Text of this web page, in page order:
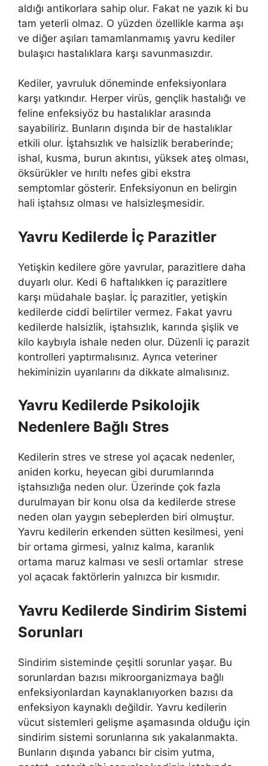
aldığı antikorlara sahip olur. Fakat ne yazık ki bu
tam yeterli olmaz. O yüzden özellikle karma aşı
ve diğer aşıları tamamlanmamış yavru kediler
bulaşıcı hastalıklara karşı savunmasızdır.
Kediler, yavruluk döneminde enfeksiyonlara
karşı yatkındır. Herper virüs, gençlik hastalığı ve
feline enfeksiyöz bu hastalıklar arasında
sayabiliriz. Bunların dışında bir de hastalıklar
etkili olur. İştahsızlık ve halsizlik beraberinde;
ishal, kusma, burun akıntısı, yüksek ateş olması,
öksürükler ve hırıltı nefes gibi ekstra
semptomlar gösterir. Enfeksiyonun en belirgin
hali iştahsız olması ve halsizleşmesidir.
Yavru Kedilerde İç Parazitler
Yetişkin kedilere göre yavrular, parazitlere daha
duyarlı olur. Kedi 6 haftalıkken iç parazitlere
karşı müdahale başlar. İç parazitler, yetişkin
kedilerde ciddi belirtiler vermez. Fakat yavru
kedilerde halsizlik, iştahsızlık, karında şişlik ve
kilo kaybıyla ishale neden olur. Düzenli iç parazit
kontrolleri yaptırmalısınız. Ayrıca veteriner
hekiminizin uyarılarını da dikkate almalısınız.
Yavru Kedilerde Psikolojik
Nedenlere Bağlı Stres
Kedilerin stres ve strese yol açacak nedenler,
aniden korku, heyecan gibi durumlarında
iştahsızlığa neden olur. Üzerinde çok fazla
durulmayan bir konu olsa da kedilerde strese
neden olan yaygın sebeplerden biri olmuştur.
Yavru kedilerin erkenden sütten kesilmesi, yeni
bir ortama girmesi, yalnız kalma, karanlık
ortama maruz kalması ve sesli ortamlar strese
yol açacak faktörlerin yalnızca bir kısmıdır.
Yavru Kedilerde Sindirim Sistemi
Sorunları
Sindirim sisteminde çeşitli sorunlar yaşar. Bu
sorunlardan bazısı mikroorganizmaya bağlı
enfeksiyonlardan kaynaklanıyorken bazısı da
enfeksiyon kaynaklı değildir. Yavru kedilerin
vücut sistemleri gelişme aşamasında olduğu için
sindirim sistemi sorunlarına sık yakalanmakta.
Bunların dışında yabancı bir cisim yutma,